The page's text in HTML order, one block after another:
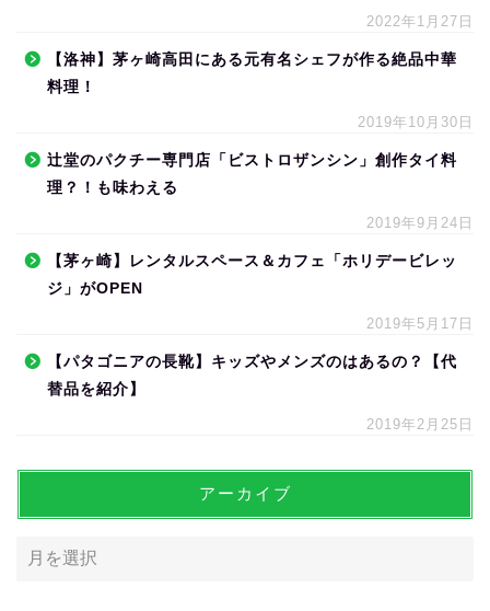
2022年1月27日
【洛神】茅ヶ崎高田にある元有名シェフが作る絶品中華
料理！
2019年10月30日
辻堂のパクチー専門店「ビストロザンシン」創作タイ料
理？！も味わえる
2019年9月24日
【茅ヶ崎】レンタルスペース＆カフェ「ホリデービレッ
ジ」がOPEN
2019年5月17日
【パタゴニアの長靴】キッズやメンズのはあるの？【代
替品を紹介】
2019年2月25日
アーカイブ